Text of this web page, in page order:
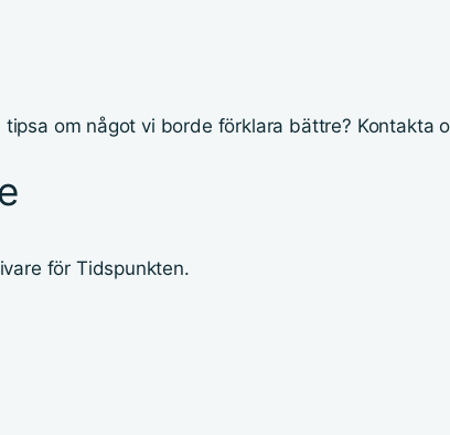
om något vi borde förklara bättre? Kontakta
för Tidspunkten.